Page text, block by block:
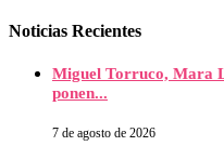
Noticias Recientes
Miguel Torruco, Mara
ponen...
7 de agosto de 2026